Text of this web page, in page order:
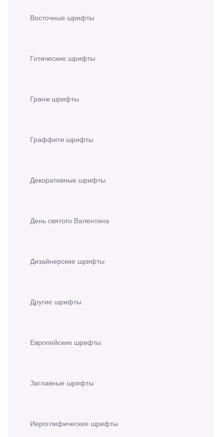
Восточные шрифты
Готические шрифты
Гранж шрифты
Граффити шрифты
Декоративные шрифты
День святого Валентина
Дизайнерские шрифты
Другие шрифты
Европейские шрифты
Заглавные шрифты
Иероглифические шрифты